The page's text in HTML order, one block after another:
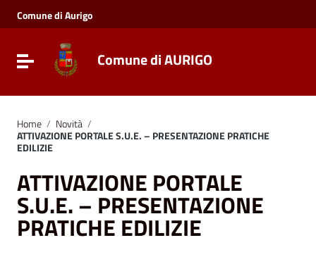
Vai al menu di navigazione
Vai al footer
Comune di Aurigo
Toggle navigationComune di AURIGO
Home / Novità /
ATTIVAZIONE PORTALE S.U.E. – PRESENTAZIONE PRATICHE
EDILIZIE
ATTIVAZIONE PORTALE
S.U.E. – PRESENTAZIONE
PRATICHE EDILIZIE